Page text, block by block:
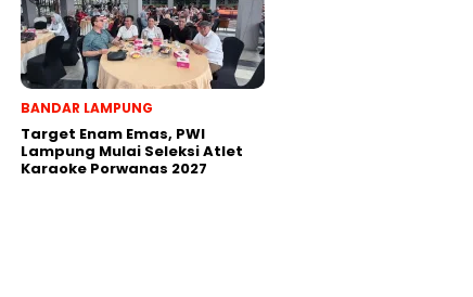
BANDAR LAMPUNG
Target Enam Emas, PWI
Lampung Mulai Seleksi Atlet
Karaoke Porwanas 2027